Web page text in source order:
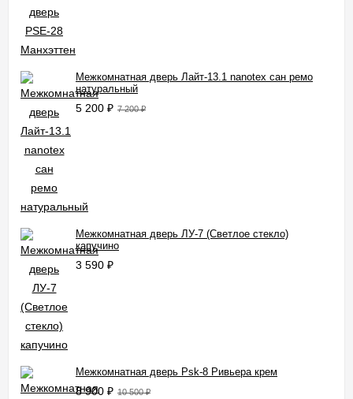
Межкомнатная дверь Лайт-13.1 nanotex сан ремо
натуральный
5 200 ₽ 7 200₽
Межкомнатная дверь ЛУ-7 (Светлое стекло)
капучино
3 590 ₽
Межкомнатная дверь Psk-8 Ривьера крем
8 900 ₽ 10 500₽